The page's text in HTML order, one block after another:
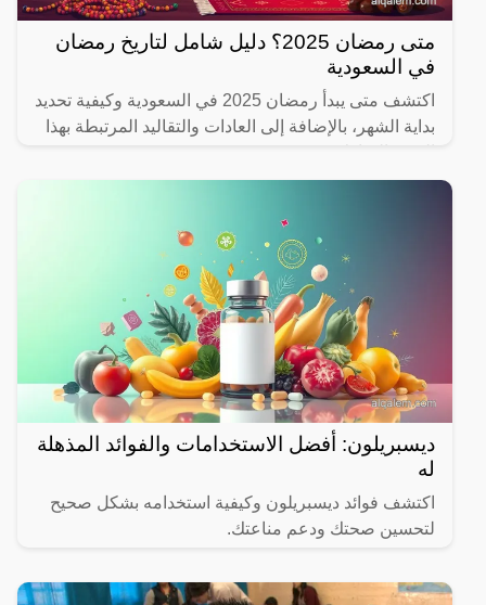
متى رمضان 2025؟ دليل شامل لتاريخ رمضان
في السعودية
اكتشف متى يبدأ رمضان 2025 في السعودية وكيفية تحديد
بداية الشهر، بالإضافة إلى العادات والتقاليد المرتبطة بهذا
ديسبريلون: أفضل الاستخدامات والفوائد المذهلة
له
اكتشف فوائد ديسبريلون وكيفية استخدامه بشكل صحيح
لتحسين صحتك ودعم مناعتك.